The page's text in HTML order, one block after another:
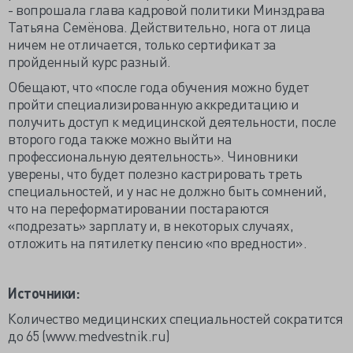
- вопрошала глава кадровой политики Минздрава
Татьяна Семёнова. Действительно, нога от лица
ничем не отличается, только сертификат за
пройденный курс разный.
Обещают, что «после года обучения можно будет
пройти специализированную аккредитацию и
получить доступ к медицинской деятельности, после
второго года также можно выйти на
профессиональную деятельность». Чиновники
уверены, что будет полезно кастрировать треть
специальностей, и у нас не должно быть сомнений,
что на переформатировании постараются
«подрезать» зарплату и, в некоторых случаях,
отложить на пятилетку пенсию «по вредности».
Источники:
Количество медицинских специальностей сократится
до 65 (www.medvestnik.ru)